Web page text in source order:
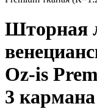
Шторная
Oz-is
3